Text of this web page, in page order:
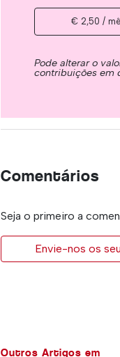
€ 2,50 /
Pode alterar o
contribuições em
Comentários
Seja o primeiro a
Envie-nos os
Outros Artigos em